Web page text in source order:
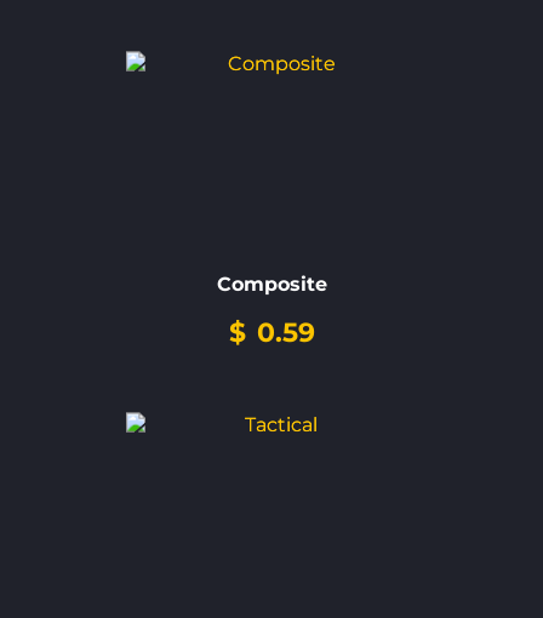
Composite
$ 0.59